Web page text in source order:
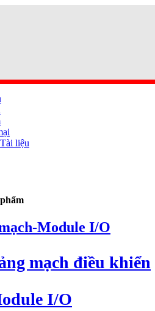
liệu
Module I/O
mạch điều khiển
I/O